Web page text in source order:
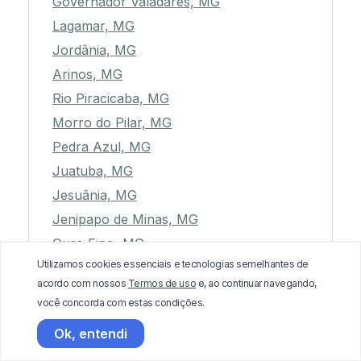
Lagamar, MG
Jordânia, MG
Arinos, MG
Rio Piracicaba, MG
Morro do Pilar, MG
Pedra Azul, MG
Juatuba, MG
Jesuânia, MG
Jenipapo de Minas, MG
Ouro Fino, MG
Coronel Fabriciano, MG
Coroaci, MG
Ibitiúra de Minas, MG
Serranos, MG
Utilizamos cookies essenciais e tecnologias semelhantes de
acordo com nossos Termos de uso e, ao continuar navegando,
você concorda com estas condições.
Ok, entendi